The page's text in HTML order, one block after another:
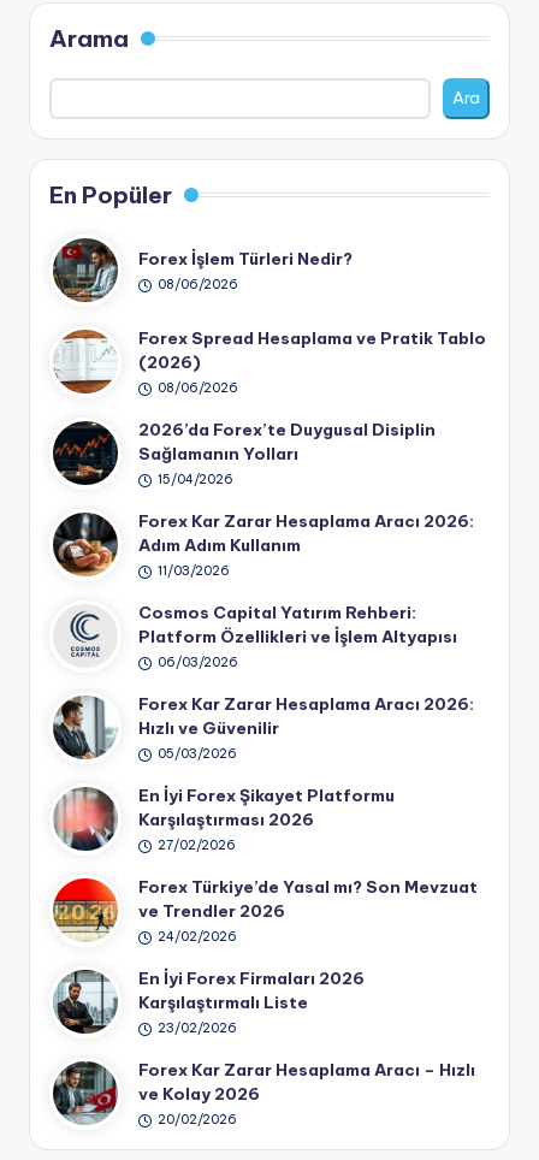
Arama
Ara
En Popüler
Forex İşlem Türleri Nedir?
08/06/2026
Forex Spread Hesaplama ve Pratik Tablo
(2026)
08/06/2026
2026’da Forex’te Duygusal Disiplin
Sağlamanın Yolları
15/04/2026
Forex Kar Zarar Hesaplama Aracı 2026:
Adım Adım Kullanım
11/03/2026
Cosmos Capital Yatırım Rehberi:
Platform Özellikleri ve İşlem Altyapısı
06/03/2026
Forex Kar Zarar Hesaplama Aracı 2026:
Hızlı ve Güvenilir
05/03/2026
En İyi Forex Şikayet Platformu
Karşılaştırması 2026
27/02/2026
Forex Türkiye’de Yasal mı? Son Mevzuat
ve Trendler 2026
24/02/2026
En İyi Forex Firmaları 2026
Karşılaştırmalı Liste
23/02/2026
Forex Kar Zarar Hesaplama Aracı – Hızlı
ve Kolay 2026
20/02/2026